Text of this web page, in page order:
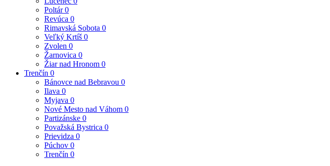
Poltár0
Revúca 0
Rimavská Sobota 0
Veľký Krtíš 0
Zvolen 0
Žarnovica 0
Žiar nad Hronom 0
Trenčín 0
Bánovce nad Bebravou 0
Ilava 0
Myjava 0
Nové Mesto nad Váhom 0
Partizánske 0
Považská Bystrica 0
Prievidza 0
Púchov 0
Trenčín 0